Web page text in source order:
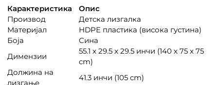
Карактеристика
Опис
Производ
Детска лизгалка
Материјал
HDPE пластика (висока густина)
Боја
Сина
Димензии
55.1 x 29.5 x 29.5 инчи (140 x 75 x 75
cm)
Должина на
лизгање
41.3 инчи (105 cm)